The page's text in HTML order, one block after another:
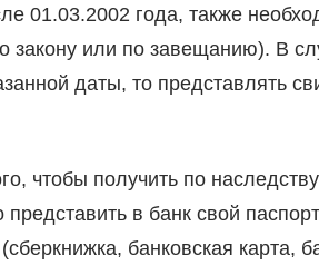
01.03.2002 года, также
закону или по завещанию). В
даты, то представлять
чтобы получить по
в банк свой
банковская карта,